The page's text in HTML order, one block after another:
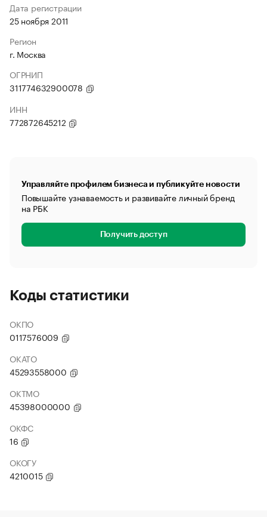
Дата регистрации
25 ноября 2011
Регион
г. Москва
ОГРНИП
311774632900078
ИНН
772872645212
Управляйте профилем бизнеса и публикуйте новости
Повышайте узнаваемость и развивайте личный бренд
на РБК
Получить доступ
Коды статистики
ОКПО
0117576009
ОКАТО
45293558000
ОКТМО
45398000000
ОКФС
16
ОКОГУ
4210015